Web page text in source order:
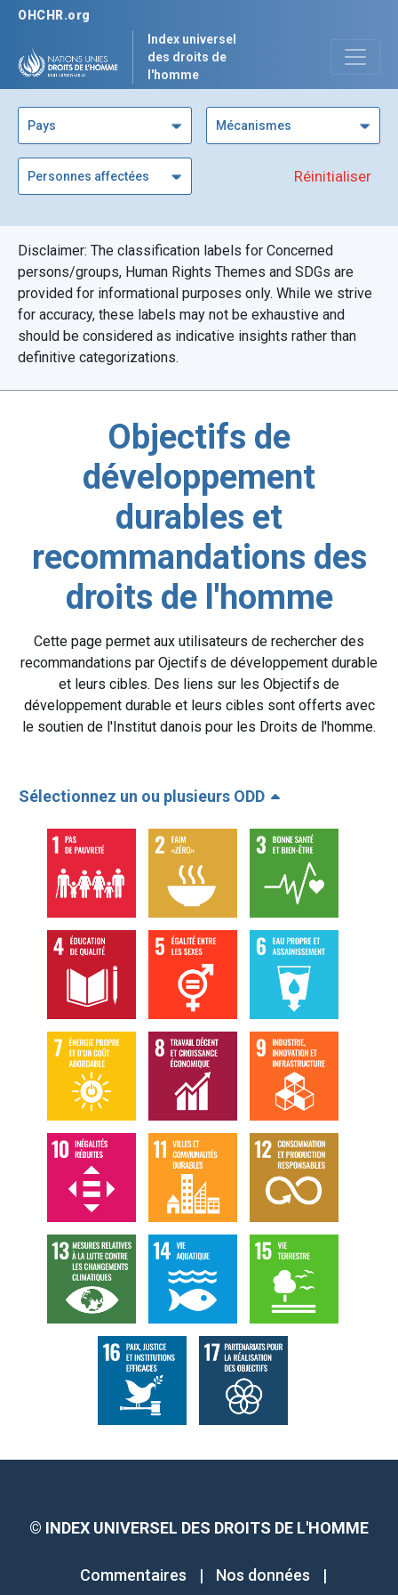
OHCHR.org
Index universel
des droits de
l'homme
Pays Mécanismes
Personnes affectées Réinitialiser
Disclaimer: The classification labels for Concerned
persons/groups, Human Rights Themes and SDGs are
provided for informational purposes only. While we strive
for accuracy, these labels may not be exhaustive and
should be considered as indicative insights rather than
definitive categorizations.
Objectifs de
développement
durables et
recommandations des
droits de l'homme
Cette page permet aux utilisateurs de rechercher des
recommandations par Ojectifs de développement durable
et leurs cibles. Des liens sur les Objectifs de
développement durable et leurs cibles sont offerts avec
le soutien de l'Institut danois pour les Droits de l'homme.
Sélectionnez un ou plusieurs ODD
© INDEX UNIVERSEL DES DROITS DE L'HOMME
Commentaires | Nos données |